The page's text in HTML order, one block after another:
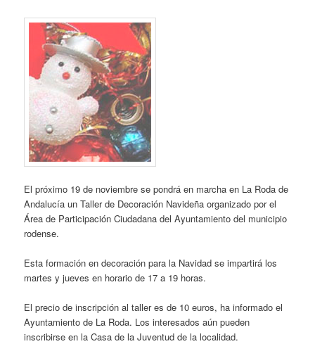
El próximo 19 de noviembre se pondrá en marcha en La Roda de
Andalucía un Taller de Decoración Navideña organizado por el
Área de Participación Ciudadana del Ayuntamiento del municipio
rodense.
Esta formación en decoración para la Navidad se impartirá los
martes y jueves en horario de 17 a 19 horas.
El precio de inscripción al taller es de 10 euros, ha informado el
Ayuntamiento de La Roda. Los interesados aún pueden
inscribirse en la Casa de la Juventud de la localidad.